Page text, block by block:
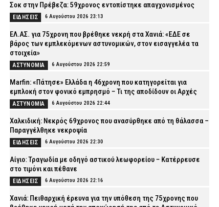
Σοκ στην Πρέβεζα: 59χρονος εντοπίστηκε απαγχονισμένος
ΕΙΔΗΣΕΙΣ 6 Αυγούστου 2026 23:13
ΕΛ.ΑΣ. για 75χρονη που βρέθηκε νεκρή στα Χανιά: «ΕΔΕ σε
βάρος των εμπλεκόμενων αστυνομικών, στον εισαγγελέα τα
στοιχεία»
ΑΣΤΥΝΟΜΙΑ 6 Αυγούστου 2026 22:59
Marfin: «Πάτησε» Ελλάδα η 46χρονη που κατηγορείται για
εμπλοκή στον φονικό εμπρησμό – Τι της αποδίδουν οι Αρχές
ΑΣΤΥΝΟΜΙΑ 6 Αυγούστου 2026 22:44
Χαλκιδική: Νεκρός 69χρονος που ανασύρθηκε από τη θάλασσα –
Παραγγέλθηκε νεκροψία
ΕΙΔΗΣΕΙΣ 6 Αυγούστου 2026 22:30
Αίγιο: Τραγωδία με οδηγό αστικού λεωφορείου – Κατέρρευσε
στο τιμόνι και πέθανε
ΕΙΔΗΣΕΙΣ 6 Αυγούστου 2026 22:16
Χανιά: Πειθαρχική έρευνα για την υπόθεση της 75χρονης που